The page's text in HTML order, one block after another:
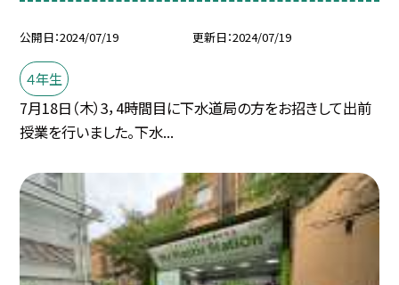
公開日 2024/07/19 更新日 2024/07/19
４年生
7月18日（木）3，4時間目に下水道局の方をお招きして出前
授業を行いました。下水...